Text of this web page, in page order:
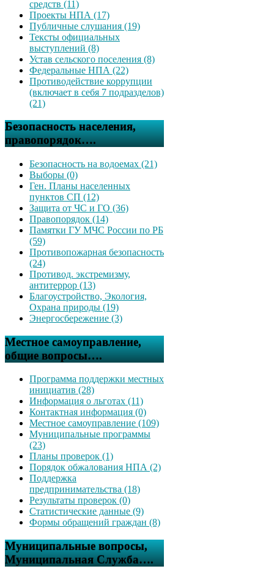
средств (11)
Проекты НПА (17)
Публичные слушания (19)
Тексты официальных
выступлений (8)
Устав сельского поселения (8)
Федеральные НПА (22)
Противодействие коррупции
(включает в себя 7 подразделов)
(21)
Безопасность населения,
правопорядок….
Безопасность на водоемах (21)
Выборы (0)
Ген. Планы населенных
пунктов СП (12)
Защита от ЧС и ГО (36)
Правопорядок (14)
Памятки ГУ МЧС России по РБ
(59)
Противопожарная безопасность
(24)
Противод. экстремизму,
антитеррор (13)
Благоустройство, Экология,
Охрана природы (19)
Энергосбережение (3)
Местное самоуправление,
общие вопросы….
Программа поддержки местных
инициатив (28)
Информация о льготах (11)
Контактная информация (0)
Местное самоуправление (109)
Муниципальные программы
(23)
Планы проверок (1)
Порядок обжалования НПА (2)
Поддержка
предпринимательства (18)
Результаты проверок (0)
Статистические данные (9)
Формы обращений граждан (8)
Муниципальные вопросы,
Муниципальная Служба….